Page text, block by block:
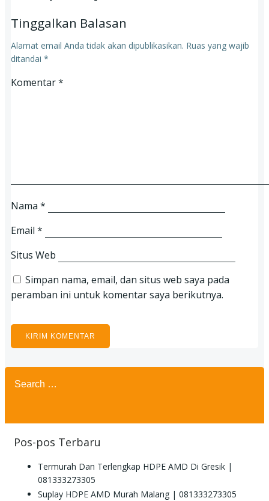
Tinggalkan Balasan
Alamat email Anda tidak akan dipublikasikan. Ruas yang wajib
ditandai *
Komentar*
Nama *
Email *
Situs Web
Simpan nama, email, dan situs web saya pada
peramban ini untuk komentar saya berikutnya.
Search
for:
Pos-pos Terbaru
Termurah Dan Terlengkap HDPE AMD Di Gresik |
081333273305
Suplay HDPE AMD Murah Malang | 081333273305